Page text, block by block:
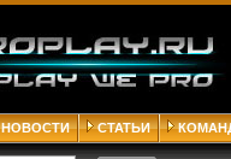
НОВОСТИ СТАТЬИ